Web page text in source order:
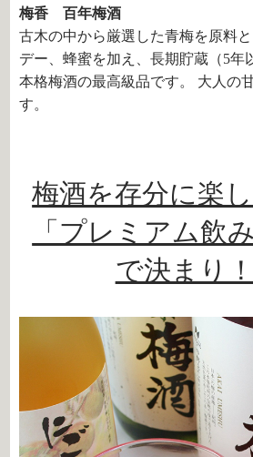
梅香 百年梅酒
古木の中から厳選した青梅を原料
デー、蜂蜜を加え、長期貯蔵（5年
本格梅酒の最高級品です。 大人の
す。
梅酒を存分に楽
「プレミアム飲
で決まり！